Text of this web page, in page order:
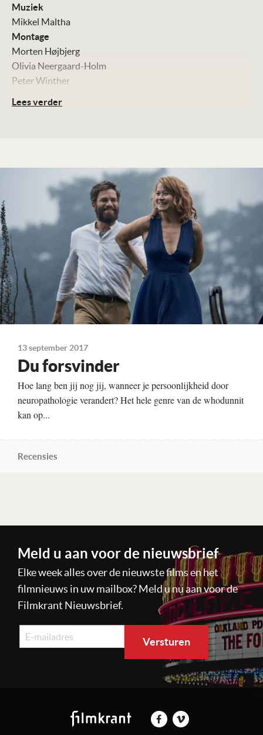
Muziek
Mikkel Maltha
Montage
Morten Højbjerg
Olivia Neergaard-Holm
Peter Winther
Søren Gam
Nikolaj Lie Kaas
Michael Nyqvist
Distributie
Cherry Pickers
Te zien
vanaf 5 oktober
Ga voor alle bioscopen
en speeltijden naar
Lees verder
13 september 2017
Du forsvinder
Hoe lang ben jij nog jij, wanneer je persoonlijkheid door
neuropathologie verandert? Het hele genre van de whodunnit
kan op...
Recensies
Meld u aan voor de nieuwsbrief
Elke week alles over de nieuwste films en het
filmnieuws in uw mailbox? Meld u nu aan voor de
Filmkrant Nieuwsbrief.